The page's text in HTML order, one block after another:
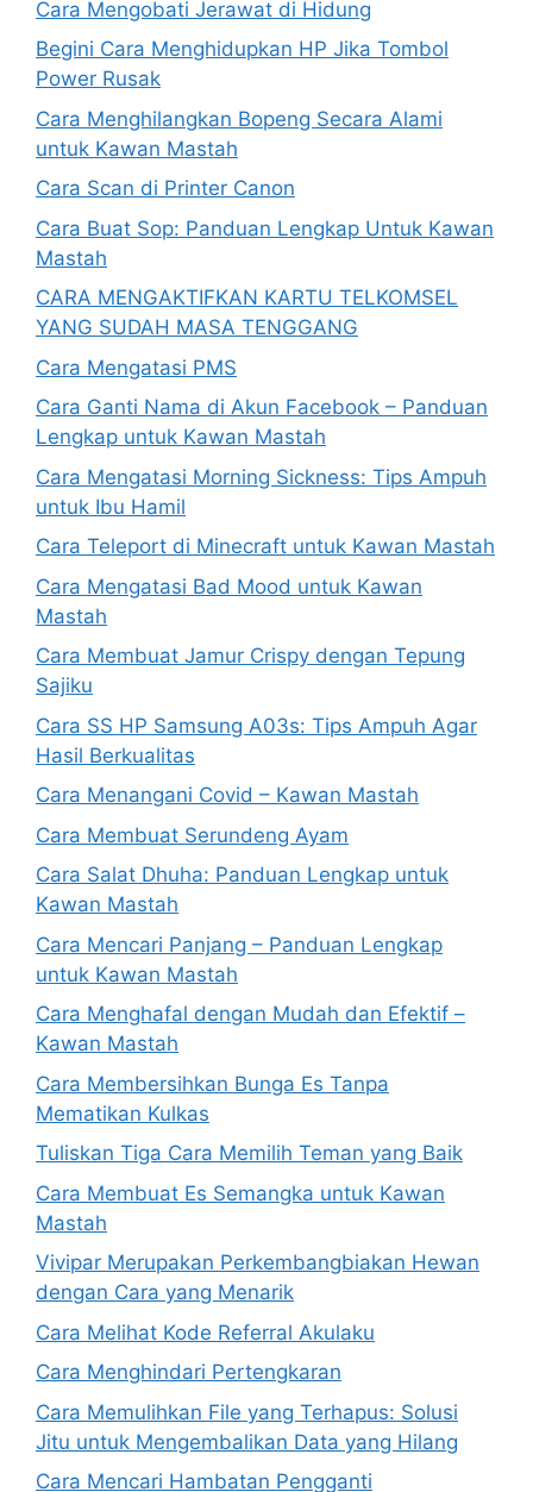
Cara Mengobati Jerawat di Hidung
Begini Cara Menghidupkan HP Jika Tombol
Power Rusak
Cara Menghilangkan Bopeng Secara Alami
untuk Kawan Mastah
Cara Scan di Printer Canon
Cara Buat Sop: Panduan Lengkap Untuk Kawan
Mastah
CARA MENGAKTIFKAN KARTU TELKOMSEL
YANG SUDAH MASA TENGGANG
Cara Mengatasi PMS
Cara Ganti Nama di Akun Facebook – Panduan
Lengkap untuk Kawan Mastah
Cara Mengatasi Morning Sickness: Tips Ampuh
untuk Ibu Hamil
Cara Teleport di Minecraft untuk Kawan Mastah
Cara Mengatasi Bad Mood untuk Kawan
Mastah
Cara Membuat Jamur Crispy dengan Tepung
Sajiku
Cara SS HP Samsung A03s: Tips Ampuh Agar
Hasil Berkualitas
Cara Menangani Covid – Kawan Mastah
Cara Membuat Serundeng Ayam
Cara Salat Dhuha: Panduan Lengkap untuk
Kawan Mastah
Cara Mencari Panjang – Panduan Lengkap
untuk Kawan Mastah
Cara Menghafal dengan Mudah dan Efektif –
Kawan Mastah
Cara Membersihkan Bunga Es Tanpa
Mematikan Kulkas
Tuliskan Tiga Cara Memilih Teman yang Baik
Cara Membuat Es Semangka untuk Kawan
Mastah
Vivipar Merupakan Perkembangbiakan Hewan
dengan Cara yang Menarik
Cara Melihat Kode Referral Akulaku
Cara Menghindari Pertengkaran
Cara Memulihkan File yang Terhapus: Solusi
Jitu untuk Mengembalikan Data yang Hilang
Cara Mencari Hambatan Pengganti